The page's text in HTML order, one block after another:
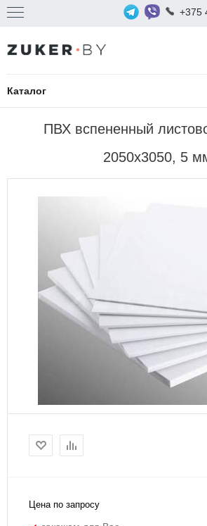
+375
Каталог
ПВХ вспененный
2050х3050, 5
Цена по запросу